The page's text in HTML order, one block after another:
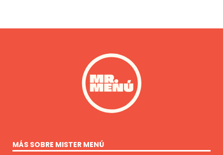
MÁS SOBRE MISTER MENÚ